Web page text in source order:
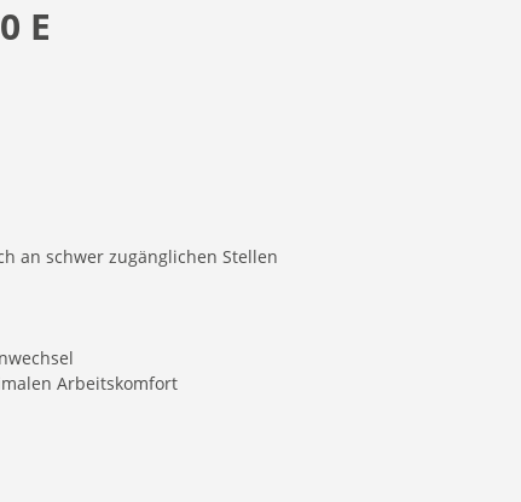
E
an schwer zugänglichen Stellen
Arbeitskomfort